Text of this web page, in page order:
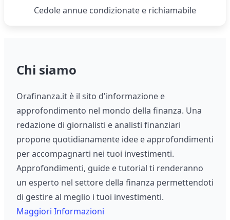
Cedole annue condizionate e richiamabile
Chi siamo
Orafinanza.it è il sito d'informazione e
approfondimento nel mondo della finanza. Una
redazione di giornalisti e analisti finanziari
propone quotidianamente idee e approfondimenti
per accompagnarti nei tuoi investimenti.
Approfondimenti, guide e tutorial ti renderanno
un esperto nel settore della finanza permettendoti
di gestire al meglio i tuoi investimenti.
Maggiori Informazioni